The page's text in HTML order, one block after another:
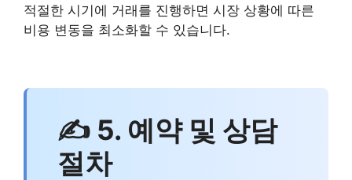
적절한 시기에 거래를 진행하면 시장 상황에 따른
비용 변동을 최소화할 수 있습니다.
✍ 5. 예약 및 상담
절차